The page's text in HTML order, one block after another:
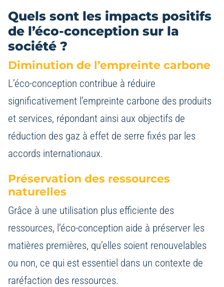
Quels sont les impacts positifs
de l’éco-conception sur la
société ?
Diminution de l’empreinte carbone
L’éco-conception contribue à réduire
significativement l’empreinte carbone des produits
et services, répondant ainsi aux objectifs de
réduction des gaz à effet de serre fixés par les
accords internationaux.
Préservation des ressources
naturelles
Grâce à une utilisation plus efficiente des
ressources, l’éco-conception aide à préserver les
matières premières, qu’elles soient renouvelables
ou non, ce qui est essentiel dans un contexte de
raréfaction des ressources.